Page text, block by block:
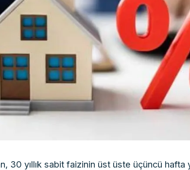
30 yıllık sabit faizinin üst üste üçüncü